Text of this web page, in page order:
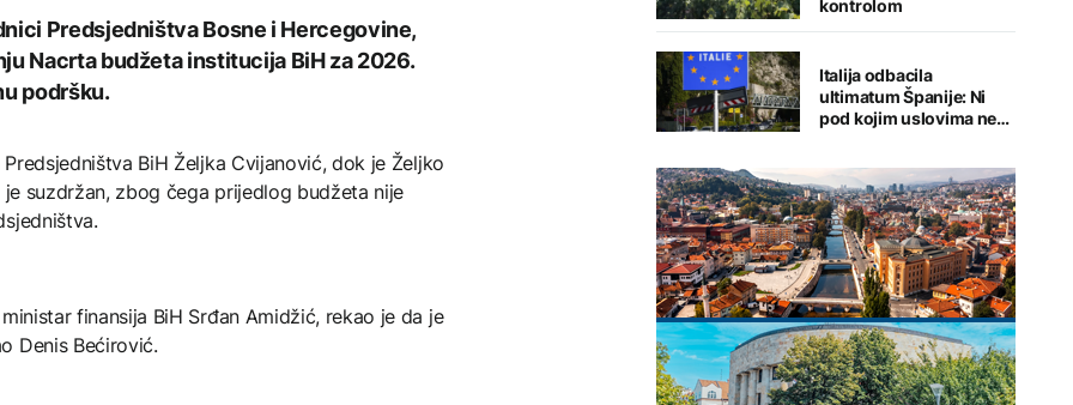
Predsjedništva Bosne i Hercegovine,
Nacrta budžeta institucija BiH za 2026.
podršku.
BiH Željka Cvijanović, dok je Željko
suzdržan, zbog čega prijedlog budžeta nije
finansija BiH Srđan Amidžić, rekao je da je
Denis Bećirović.
kontrolom
Italija odbacila
ultimatum Španije: Ni
pod kojim uslovima ne